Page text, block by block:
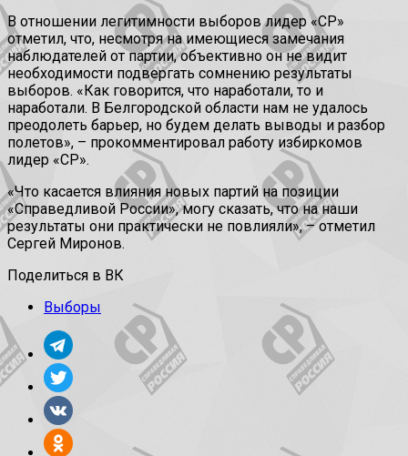
В отношении легитимности выборов лидер «СР»
отметил, что, несмотря на имеющиеся замечания
наблюдателей от партии, объективно он не видит
необходимости подвергать сомнению результаты
выборов. «Как говорится, что наработали, то и
наработали. В Белгородской области нам не удалось
преодолеть барьер, но будем делать выводы и разбор
полетов», – прокомментировал работу избиркомов
лидер «СР».
«Что касается влияния новых партий на позиции
«Справедливой России», могу сказать, что на наши
результаты они практически не повлияли», – отметил
Сергей Миронов.
Поделиться в ВК
Выборы